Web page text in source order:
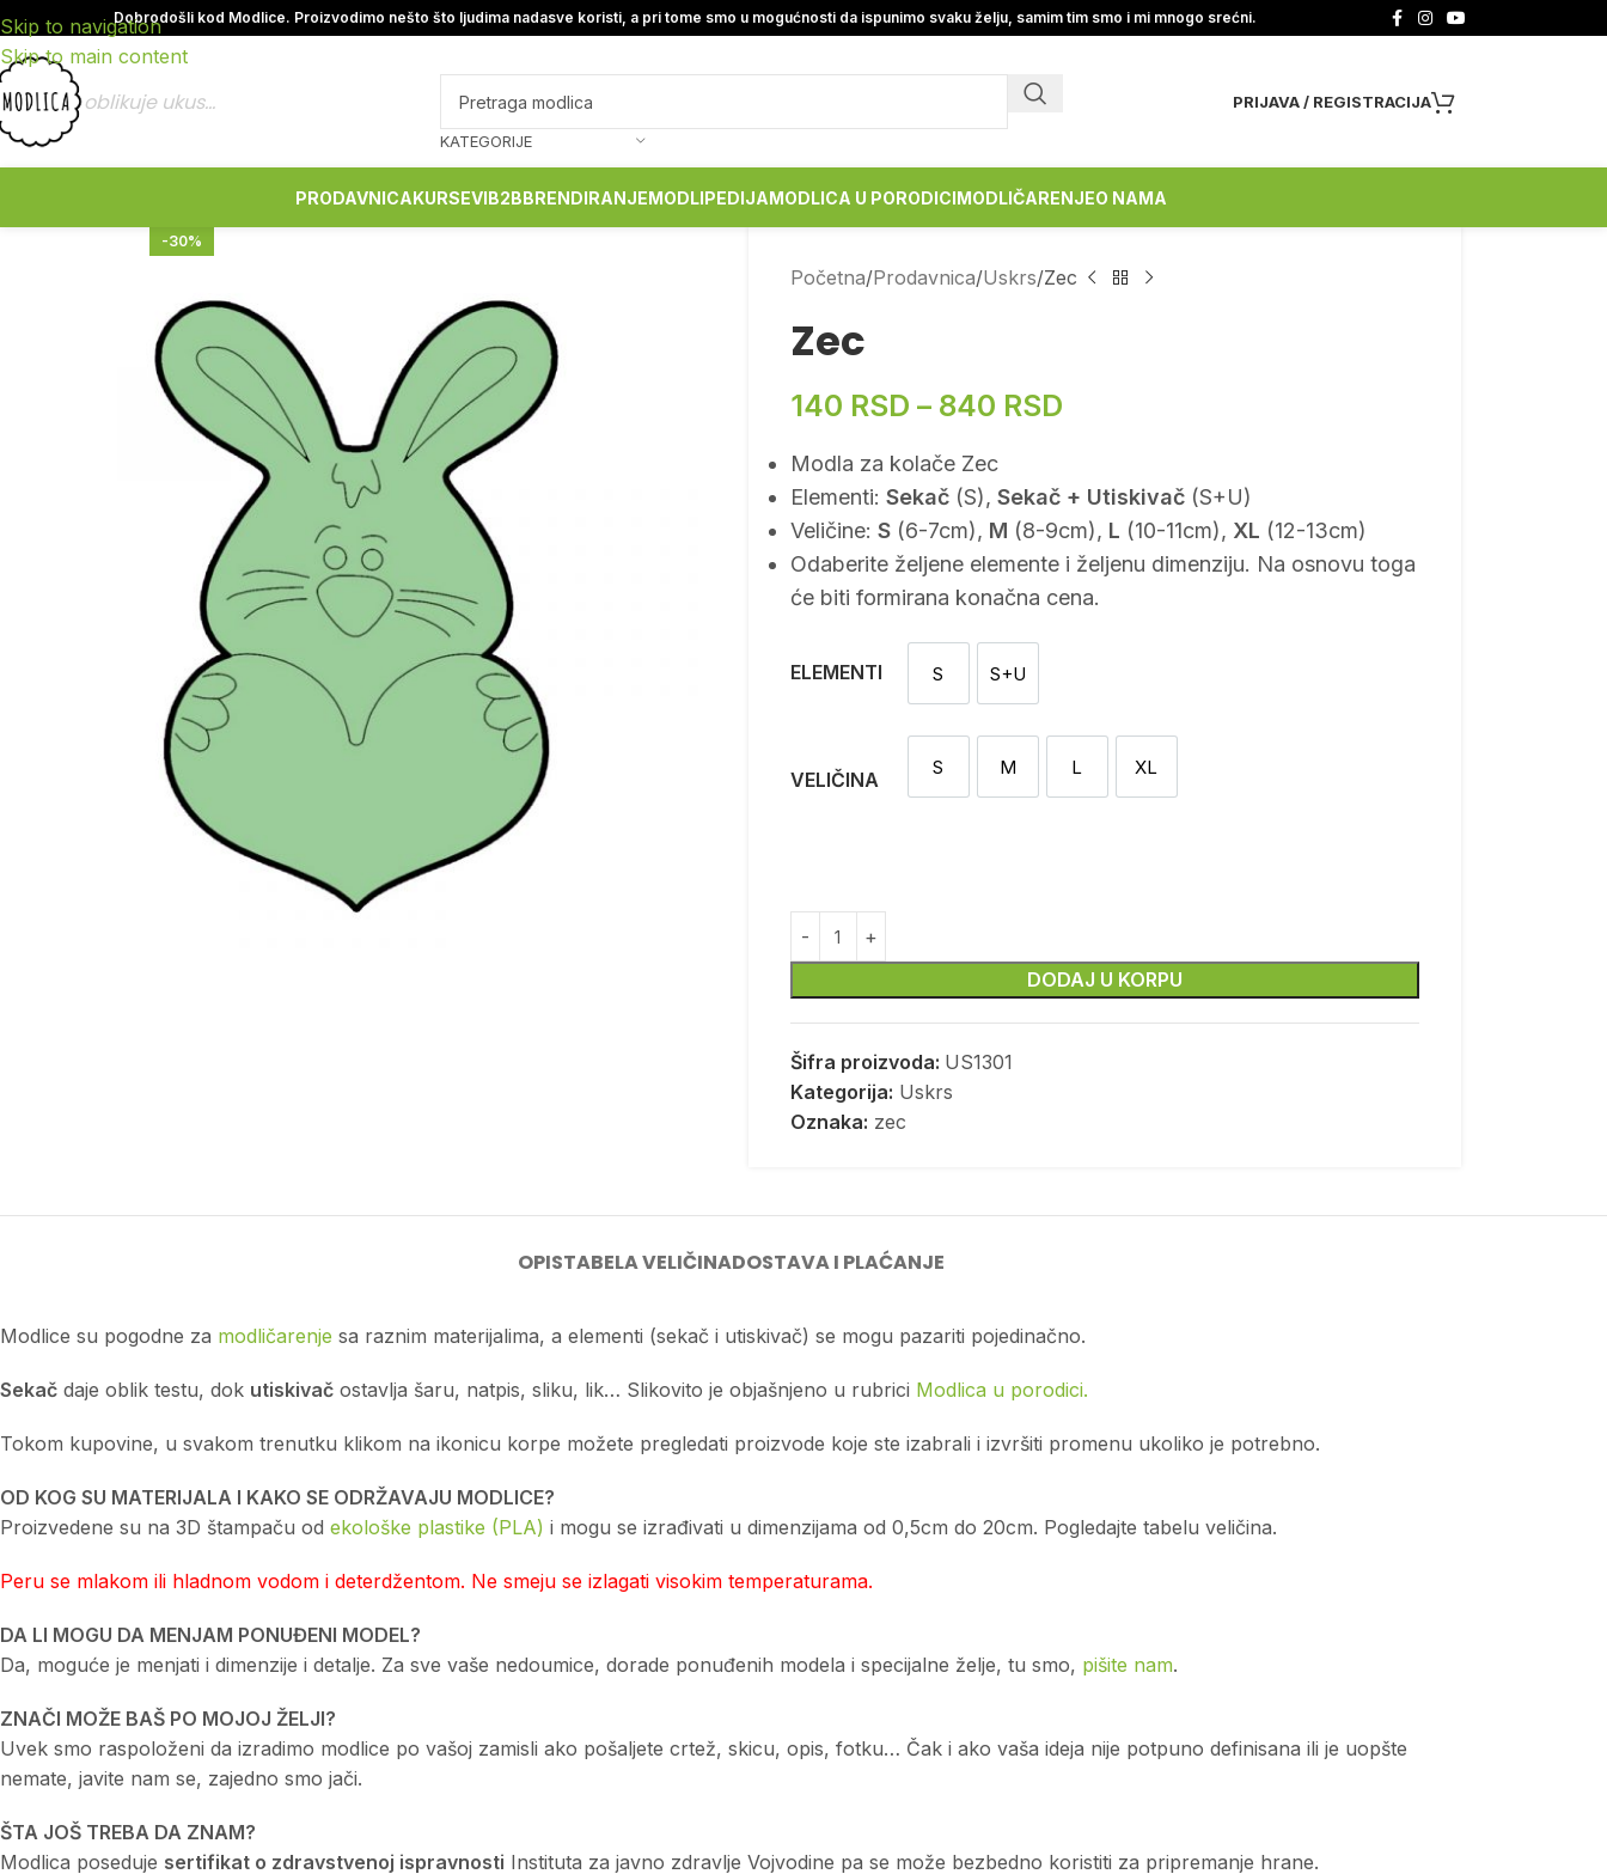
Skip to navigation
Skip to main content
Dobrodošli kod Modlice. Proizvodimo nešto što ljudima nadasve koristi, a pri tome smo u mogućnosti da ispunimo svaku želju, samim tim smo i mi mnogo srećni.
oblikuje ukus...
KATEGORIJE
PRIJAVA / REGISTRACIJA
PRODAVNICAKURSEVIB2BBRENDIRANJEMODLIPEDIJAMODLICA U PORODICIMODLIČARENJEO NAMA
-30%
Početna Prodavnica Uskrs Zec
Zec
140 RSD – 840 RSD
Modla za kolače Zec
Elementi: Sekač(S), Sekač + Utiskivač(S+U)
Veličine: S(6-7cm), M (8-9cm), L (10-11cm), XL (12-13cm)
Odaberite željene elemente i željenu dimenziju. Na osnovu toga
će biti formirana konačna cena.
ELEMENTI SSekačS+USekač i utiskivač
VELIČINA
S
S M
M LL XL
XL
DODAJ U KORPU
Šifra proizvoda: US1301
Kategorija: Uskrs
Oznaka: zec
OPISTABELA VELIČINADOSTAVA I PLAĆANJE
Modlice su pogodne za modličarenje sa raznim materijalima, a elementi (sekač i utiskivač) se mogu pazariti pojedinačno.
Sekač daje oblik testu, dok utiskivač ostavlja šaru, natpis, sliku, lik… Slikovito je objašnjeno u rubrici Modlica u porodici.
Tokom kupovine, u svakom trenutku klikom na ikonicu korpe možete pregledati proizvode koje ste izabrali i izvršiti promenu ukoliko je potrebno.
OD KOG SU MATERIJALA I KAKO SE ODRŽAVAJU MODLICE?
Proizvedene su na 3D štampaču od ekološke plastike (PLA) i mogu se izrađivati u dimenzijama od 0,5cm do 20cm. Pogledajte tabelu veličina.
Peru se mlakom ili hladnom vodom i deterdžentom. Ne smeju se izlagati visokim temperaturama.
DA LI MOGU DA MENJAM PONUĐENI MODEL?
Da, moguće je menjati i dimenzije i detalje. Za sve vaše nedoumice, dorade ponuđenih modela i specijalne želje, tu smo, pišite nam.
ZNAČI MOŽE BAŠ PO MOJOJ ŽELJI?
Uvek smo raspoloženi da izradimo modlice po vašoj zamisli ako pošaljete crtež, skicu, opis, fotku… Čak i ako vaša ideja nije potpuno definisana ili je uopšte
nemate, javite nam se, zajedno smo jači.
ŠTA JOŠ TREBA DA ZNAM?
Modlica poseduje sertifikat o zdravstvenoj ispravnosti Instituta za javno zdravlje Vojvodine pa se može bezbedno koristiti za pripremanje hrane.